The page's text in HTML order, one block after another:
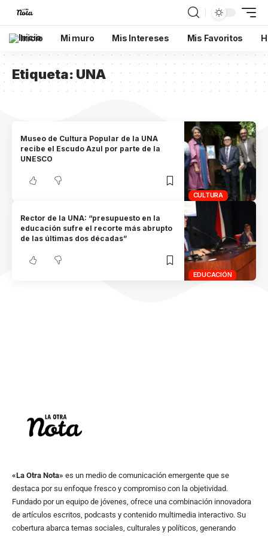
Inicio Mi muro Mis Intereses Mis Favoritos
Etiqueta:UNA
CULTURA
Museo de Cultura Popular de la UNA
recibe el Escudo Azul por parte de la
UNESCO
EDUCACIÓN
Rector de la UNA: “presupuesto en la
educación sufre el recorte más abrupto
de las últimas dos décadas”
«La Otra Nota» es un medio de comunicación emergente que se
destaca por su enfoque fresco y compromiso con la objetividad.
Fundado por un equipo de jóvenes, ofrece una combinación innovadora
de artículos escritos, podcasts y contenido multimedia interactivo. Su
cobertura abarca temas sociales, culturales y políticos, generando